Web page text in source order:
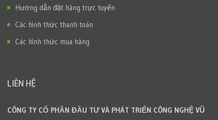
Hướng dẫn đặt hàng trực tuyến
Các hình thức thanh toán
Các hình thức mua hàng
LIÊN HỆ
CÔNG TY CỔ PHẦN ĐẦU TƯ VÀ PHÁT TRIỂN CÔNG NGHỆ VŨ